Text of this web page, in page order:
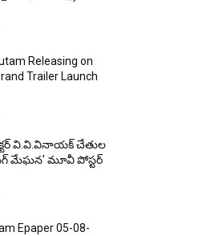
Releasing on
Trailer Launch
వి.వి.వినాయక్ చేతుల
మేఘన’ మూవీ పోస్టర్
Epaper 05-08-